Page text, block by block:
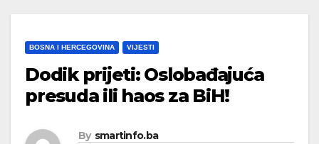
BOSNA I HERCEGOVINA VIJESTI
Dodik prijeti: Oslobađajuća
presuda ili haos za BiH!
By smartinfo.ba